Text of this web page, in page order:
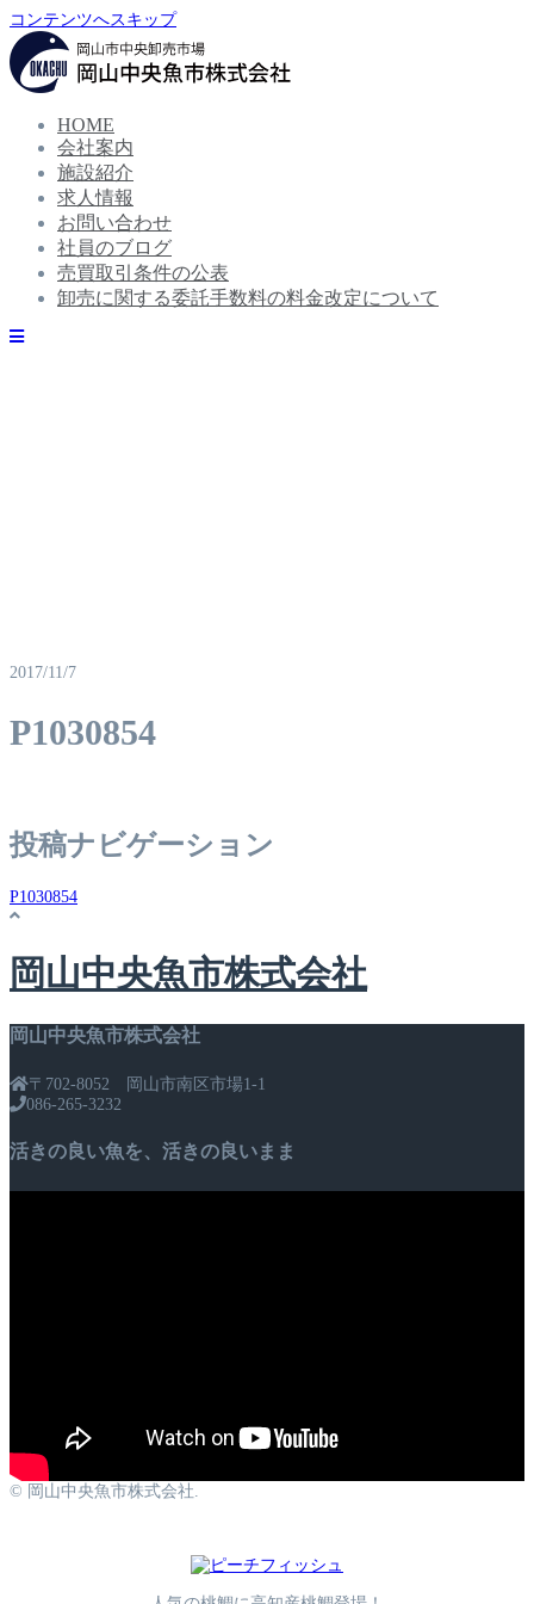
コンテンツへスキップ
HOME
会社案内
施設紹介
求人情報
お問い合わせ
社員のブログ
売買取引条件の公表
卸売に関する委託手数料の料金改定について
2017/11/7
P1030854
投稿ナビゲーション
P1030854
岡山中央魚市株式会社
岡山中央魚市株式会社
〒702-8052 岡山市南区市場1-1
086-265-3232
活きの良い魚を、活きの良いまま
© 岡山中央魚市株式会社.